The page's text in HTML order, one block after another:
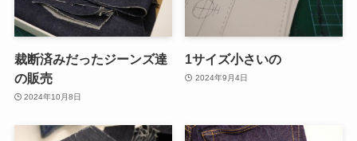
裁断済みだったジーンズ達
の販売
2024年10月8日
1サイズ小さいの
2024年9月4日